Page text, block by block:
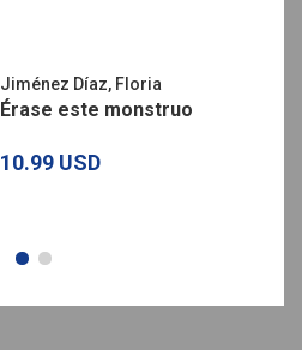
Jiménez Díaz, Floria
Érase este monstruo
10.99 USD